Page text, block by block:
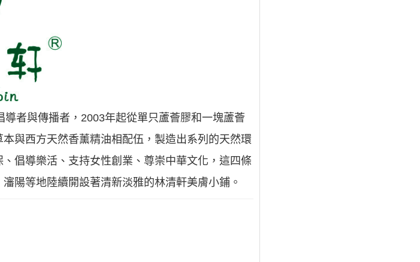
者與傳播者，2003年起從單只蘆薈膠和一塊蘆薈
與西方天然香薰精油相配伍，製造出系列的天然環
倡導樂活、支持女性創業、尊崇中華文化，這四條
陽等地陸續開設著清新淡雅的林清軒美膚小鋪。